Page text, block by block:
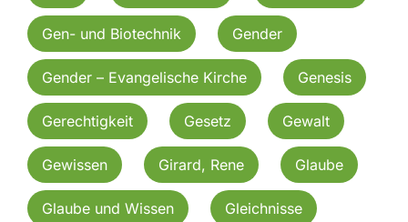
Gen- und Biotechnik Gender
Gender – Evangelische Kirche Genesis
Gerechtigkeit Gesetz Gewalt
Gewissen Girard, Rene Glaube
Glaube und Wissen Gleichnisse